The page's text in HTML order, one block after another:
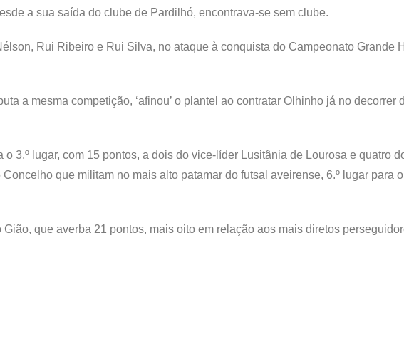
a sua saída do clube de Pardilhó, encontrava-se sem clube.
Rui Ribeiro e Rui Silva, no ataque à conquista do Campeonato Grande
a mesma competição, ‘afinou’ o plantel ao contratar Olhinho já no decorrer
3.º lugar, com 15 pontos, a dois do vice-líder Lusitânia de Lourosa e quatro
que militam no mais alto patamar do futsal aveirense, 6.º lugar para o
que averba 21 pontos, mais oito em relação aos mais diretos